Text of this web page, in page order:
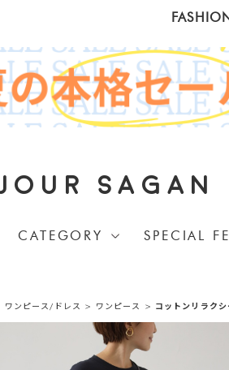
SAGAN
CATEGORY SPECIAL
ワンピース/ドレス > ワンピース > コットンリラク